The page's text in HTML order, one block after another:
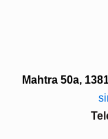
Mahtra 50a,